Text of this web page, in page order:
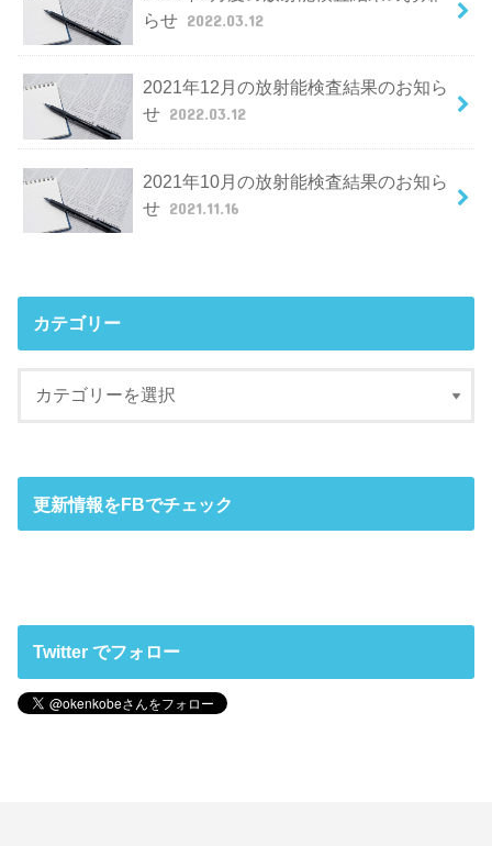
らせ 2022.03.12
2021年12月の放射能検査結果のお知ら
せ 2022.03.12
2021年10月の放射能検査結果のお知ら
せ 2021.11.16
カテゴリー
更新情報をFBでチェック
Twitter でフォロー